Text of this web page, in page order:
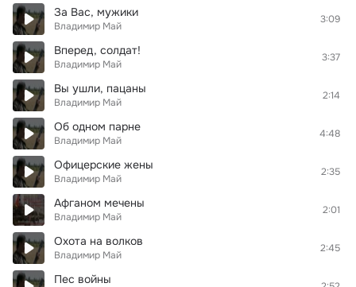
За Вас, мужики
Владимир Май
3:09
Вперед, солдат!
Владимир Май
3:37
Вы ушли, пацаны
Владимир Май
2:14
Об одном парне
Владимир Май
4:48
Офицерские жены
Владимир Май
2:35
Афганом мечены
Владимир Май
2:01
Охота на волков
Владимир Май
2:45
Пес войны